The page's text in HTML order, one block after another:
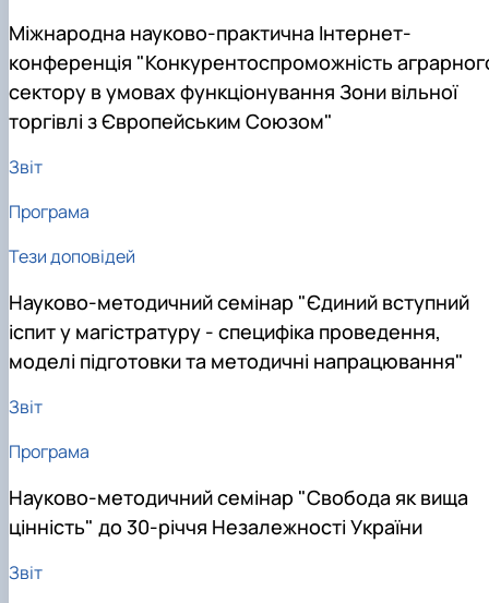
Міжнародна науково-практична Інтернет-
конференція "Конкурентоспроможність
сектору в умовах функціонування Зони вільної
торгівлі з Європейським Союзом"
Звіт
Програма
Тези доповідей
Науково-методичний семінар "Єдиний вступний
іспит у магістратуру - специфіка проведення,
моделі підготовки та методичні напрацювання"
Звіт
Програма
Науково-методичний семінар "Свобода як вища
цінність" до 30-річчя Незалежності України
Звіт